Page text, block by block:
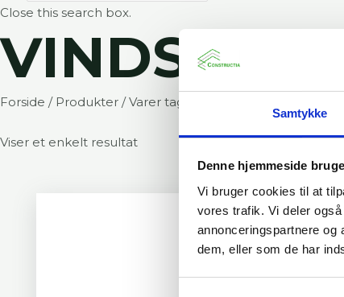
Samtykke
Denne hjemmeside
Vi bruger cookies til at
vores trafik. Vi deler
annonceringspartnere og
dem, eller som de har
Close this search box.
Forside / Produkter / Varer tagged “vindspærre plade”
Viser et enkelt resultat